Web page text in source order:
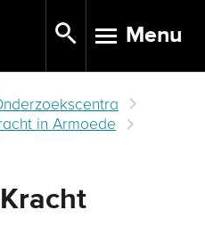
TOGGLE
Menu
in Armoede